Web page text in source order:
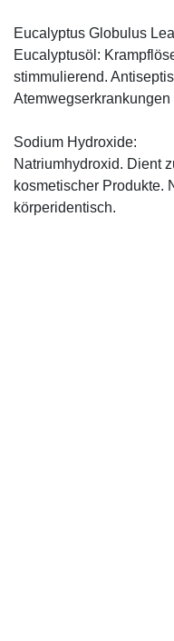
Eucalyptus Globulus
Eucalyptusöl:
stimmulierend.
Sodium Hydroxide:
Natriumhydroxid. Dient
kosmetischer Produkte.
körperidentisch.